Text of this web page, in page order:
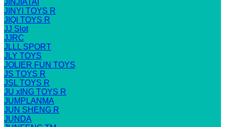
JINJIATAI
JINYI TOYS R
JIQI TOYS R
JJ Slot
JJRC
JLLL SPORT
JLY TOYS
JOLIER FUN TOYS
JS TOYS R
JSL TOYS R
JU xING TOYS R
JUMPLANMA
JUN SHENG R
JUNDA